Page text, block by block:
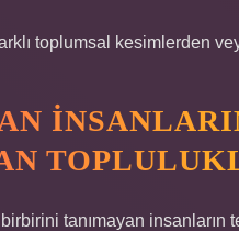
toplumsal kesimlerden
tanımayan